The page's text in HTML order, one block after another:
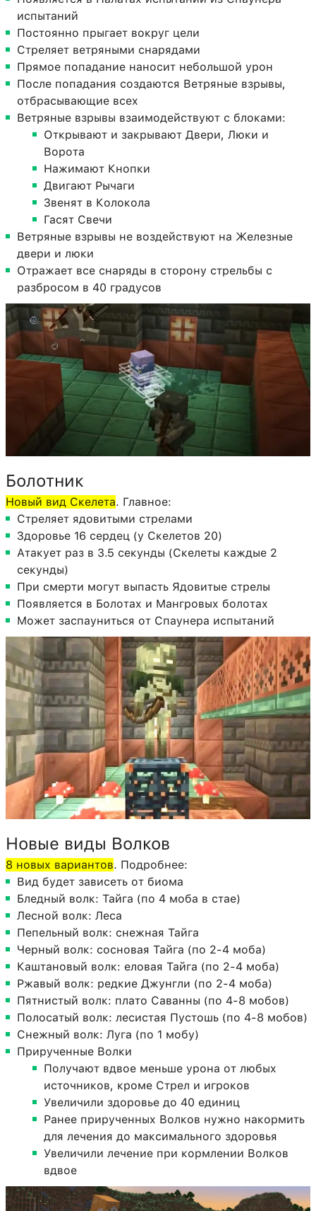
испытаний
Постоянно прыгает вокруг цели
Стреляет ветряными снарядами
Прямое попадание наносит небольшой урон
После попадания создаются Ветряные взрывы,
отбрасывающие всех
Ветряные взрывы взаимодействуют с блоками:
Открывают и закрывают Двери, Люки и
Ворота
Нажимают Кнопки
Двигают Рычаги
Звенят в Колокола
Гасят Свечи
Ветряные взрывы не воздействуют на Железные
двери и люки
Отражает все снаряды в сторону стрельбы с
разбросом в 40 градусов
Болотник
Новый вид Скелета. Главное:
Стреляет ядовитыми стрелами
Здоровье 16 сердец (у Скелетов 20)
Атакует раз в 3.5 секунды (Скелеты каждые 2
секунды)
При смерти могут выпасть Ядовитые стрелы
Появляется в Болотах и Мангровых болотах
Может заспауниться от Спаунера испытаний
Новые виды Волков
8 новых вариантов. Подробнее:
Вид будет зависеть от биома
Бледный волк: Тайга (по 4 моба в стае)
Лесной волк: Леса
Пепельный волк: снежная Тайга
Черный волк: сосновая Тайга (по 2-4 моба)
Каштановый волк: еловая Тайга (по 2-4 моба)
Ржавый волк: редкие Джунгли (по 2-4 моба)
Пятнистый волк: плато Саванны (по 4-8 мобов)
Полосатый волк: лесистая Пустошь (по 4-8 мобов)
Снежный волк: Луга (по 1 мобу)
Прирученные Волки
Получают вдвое меньше урона от любых
источников, кроме Стрел и игроков
Увеличили здоровье до 40 единиц
Ранее прирученных Волков нужно накормить
для лечения до максимального здоровья
Увеличили лечение при кормлении Волков
вдвое